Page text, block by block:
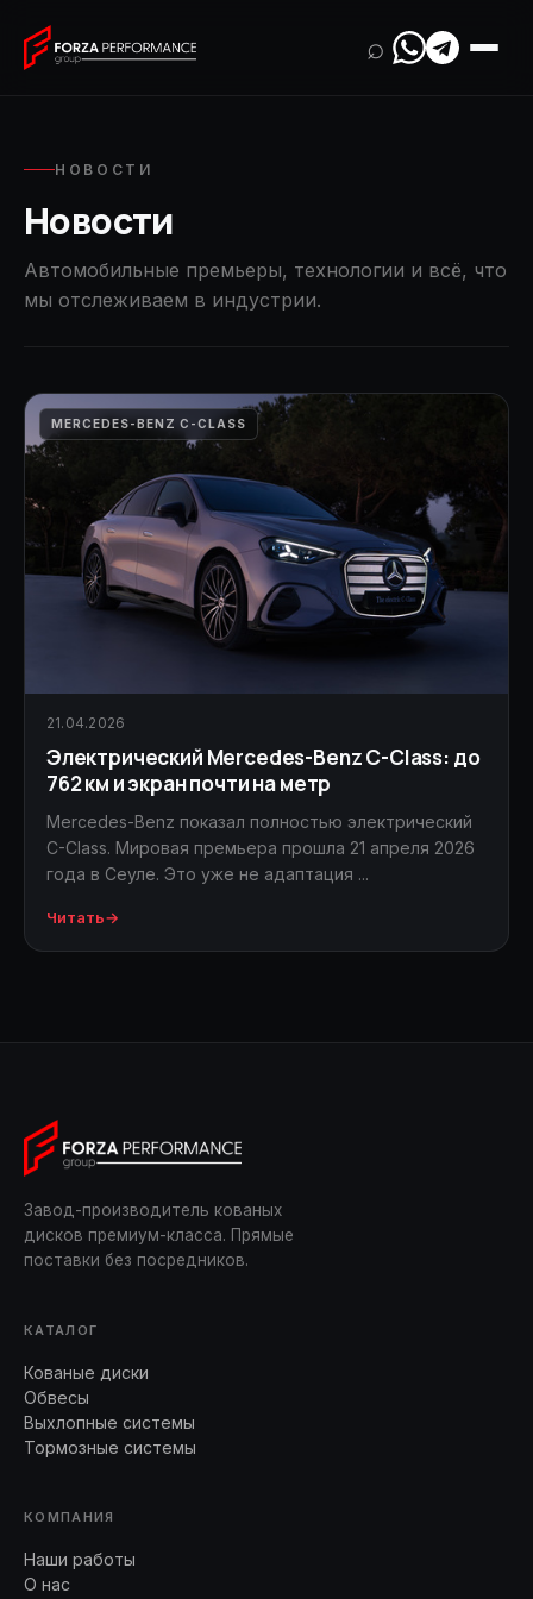
⌕
НОВОСТИ
Новости
Автомобильные премьеры, технологии и всё, что
мы отслеживаем в индустрии.
MERCEDES-BENZ C-CLASS
21.04.2026
Электрический Mercedes-Benz C-Class: до
762 км и экран почти на метр
Mercedes-Benz показал полностью электрический
C-Class. Мировая премьера прошла 21 апреля 2026
года в Сеуле. Это уже не адаптация ...
Читать→
Завод-производитель кованых
дисков премиум-класса. Прямые
поставки без посредников.
КАТАЛОГ
Кованые диски
Обвесы
Выхлопные системы
Тормозные системы
КОМПАНИЯ
Наши работы
О нас